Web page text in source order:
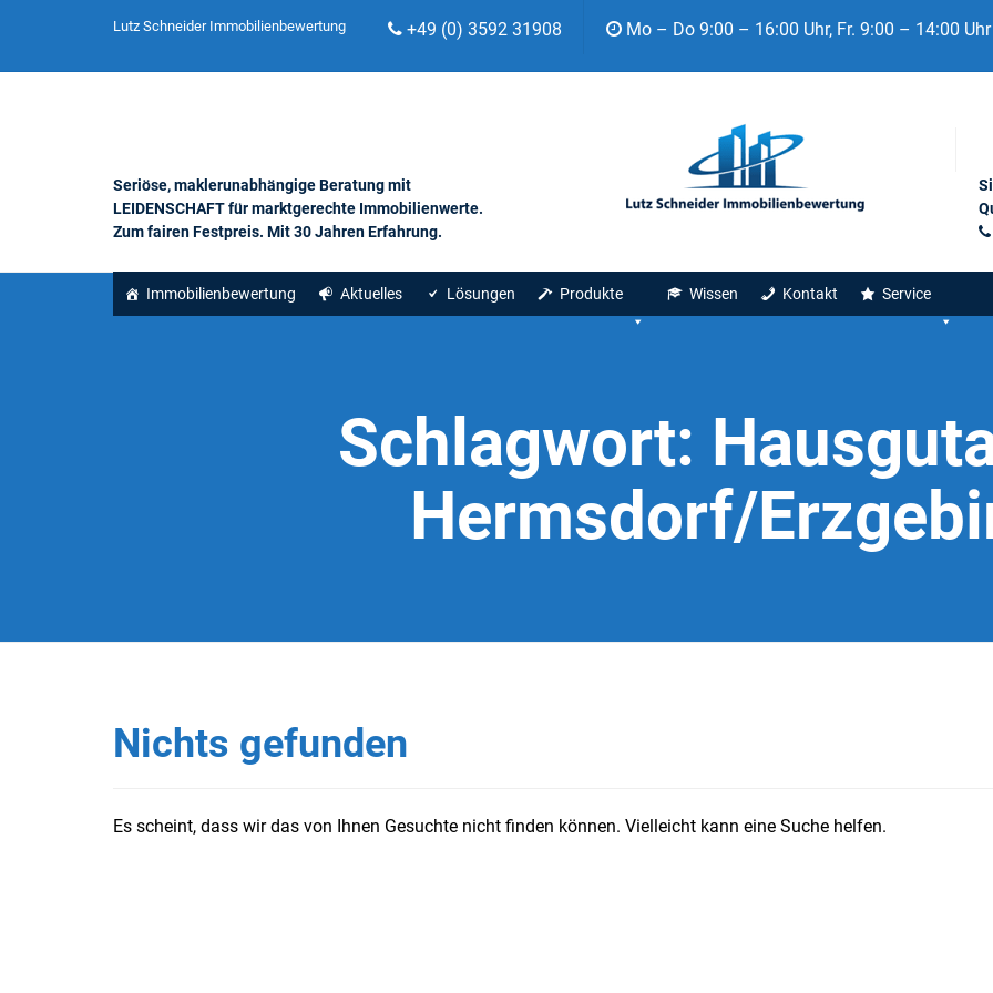
Lutz Schneider Immobilienbewertung +49 (0) 3592 31908 Mo – Do 9:00 – 16:00 Uhr, Fr. 9:00 – 14:00 Uhr
Seriöse, maklerunabhängige Beratung mit
LEIDENSCHAFT für marktgerechte Immobilienwerte.
Zum fairen Festpreis. Mit 30 Jahren Erfahrung.
Immobilienbewertung Aktuelles Lösungen Produkte Wissen Kontakt Service
Schlagwort:
Hermsdorf/
Nichts gefunden
Es scheint, dass wir das von Ihnen Gesuchte nicht finden können. Vielleicht kann eine Suche helfen.